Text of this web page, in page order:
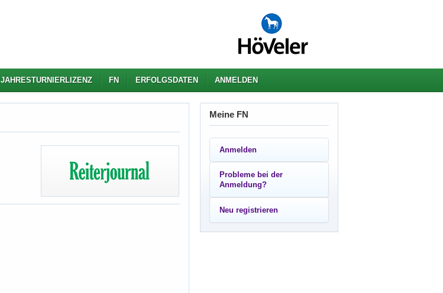
JAHRESTURNIERLIZENZ FN ERFOLGSDATEN ANMELDEN
Meine FN
Anmelden
Probleme bei der
Anmeldung?
Neu registrieren